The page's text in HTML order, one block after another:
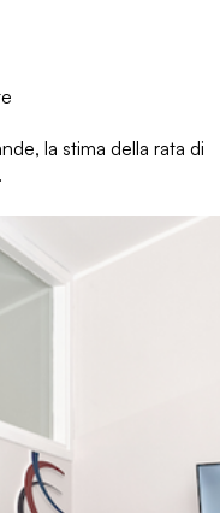
la stima della rata di